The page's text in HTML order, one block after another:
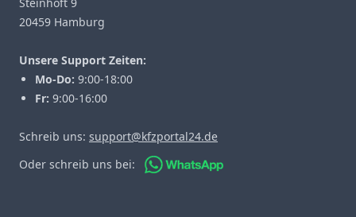
20459 Hamburg
Unsere Support Zeiten:
Mo-Do: 9:00-18:00
Fr: 9:00-16:00
Schreib uns: support@kfzportal24.de
Oder schreib uns bei: